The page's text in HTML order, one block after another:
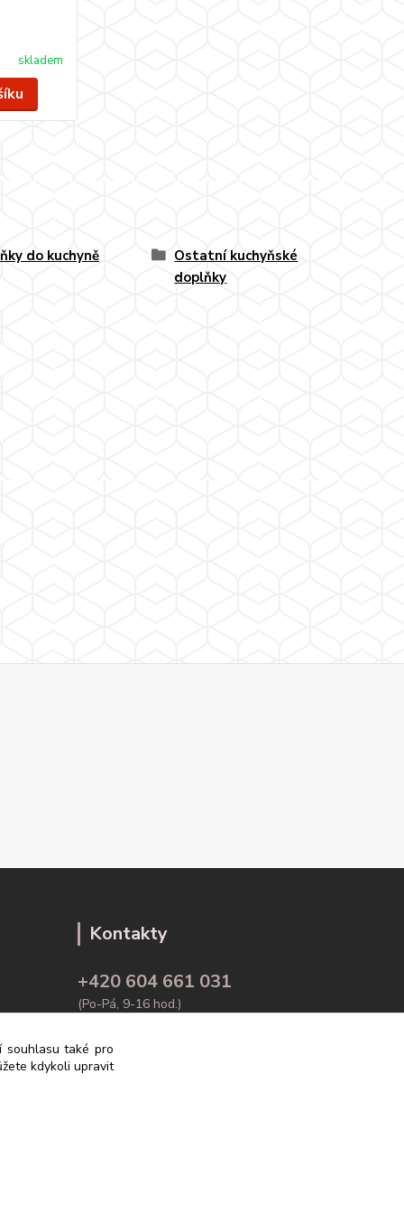
skladem
do kuchyně
Ostatní kuchyňské
doplňky
Kontakty
+420 604 661 031
(Po-Pá, 9-16 hod.)
souhlasu také pro
kdykoli upravit